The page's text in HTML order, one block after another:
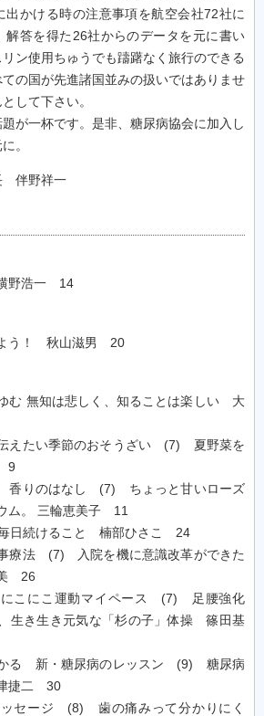
出かける時の注意事項を航空会社72社に
解答を得た26社からのデータを元に書い
ン使用ちゅうでも躊躇なく旅行のできる
の国が先進諸国並みの扱いではありませ
して下さい。
が一杯です。是非、糖尿病協会に加入し
。
伴野祥一
野浩一 14
う！ 秋山滋男 20
む 無知は悲しく、知ることは楽しい 大
えたい季節のおそうざい (7) 夏野菜を
9
香りのはなし (7) ちょっと甘いローズ
ム。 三輪恵美子 11
日続けること 楠部ひさこ 24
療法 (7) 入院を機に意識改革ができた
26
こにこ運動マイペース (7) 足腰強化
、生き生き元気な「杉の子」体操 篠田基
かる 新・糖尿病のレッスン (9) 糖尿病
捷二 30
ッセージ (8) 歯の痛みって分かりにく